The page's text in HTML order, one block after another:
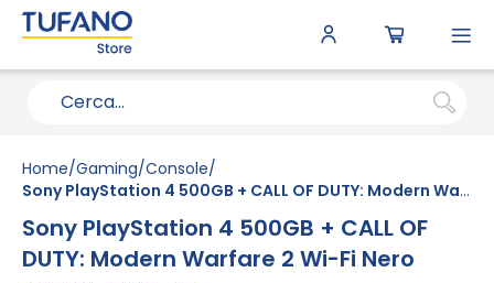
Home Gaming Console
Sony PlayStation 4 500GB + CALL OF DUTY: Modern Warfare 2 Wi-Fi Nero
Sony PlayStation 4 500GB + CALL OF
DUTY: Modern Warfare 2 Wi-Fi Nero